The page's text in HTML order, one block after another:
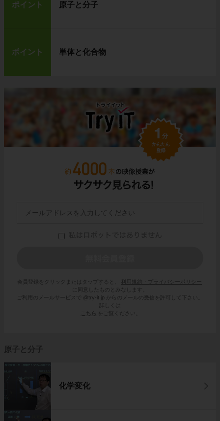
ポイント 原子と分子
ポイント 単体と化合物
会員登録をクリックまたはタップすると、
利用規約・プライバシーポリシー
に同意したものとみなします。
ご利用のメールサービスで @try-it.jp からのメールの受信を許可して下さい。
詳しくは
こちら
をご覧ください。
原子と分子
化学変化